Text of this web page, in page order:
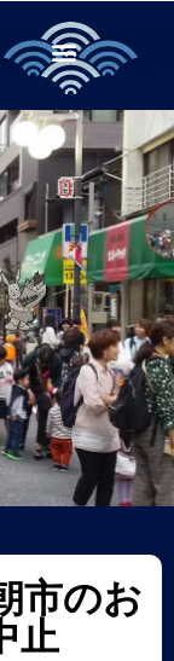
市のお
止